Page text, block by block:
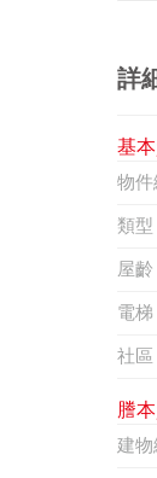
詳
基
物件
類型
屋齡
電梯
社區
謄
建物